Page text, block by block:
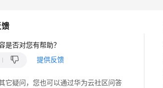
是否对您有帮助？
提供反馈
它疑问，您也可以通过华为云社区问答